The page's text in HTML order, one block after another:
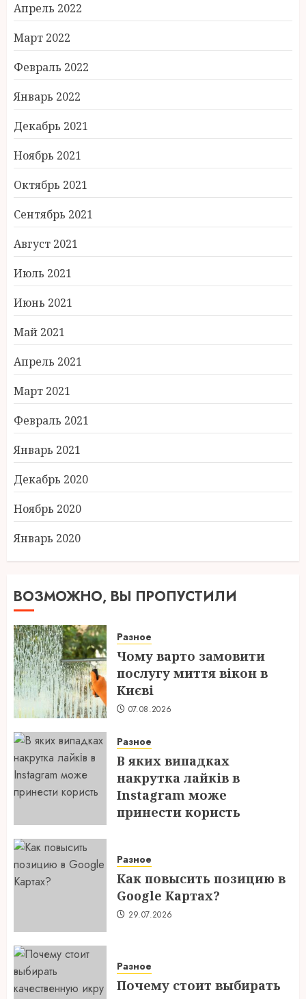
Апрель 2022
Март 2022
Февраль 2022
Январь 2022
Декабрь 2021
Ноябрь 2021
Октябрь 2021
Сентябрь 2021
Август 2021
Июль 2021
Июнь 2021
Май 2021
Апрель 2021
Март 2021
Февраль 2021
Январь 2021
Декабрь 2020
Ноябрь 2020
Январь 2020
ВОЗМОЖНО, ВЫ ПРОПУСТИЛИ
Разное
Чому варто замовити
послугу миття вікон в
Києві
07.08.2026
Разное
В яких випадках
накрутка лайків в
Instagram може
принести користь
Разное
Как повысить позицию в
Google Картах?
29.07.2026
Разное
Почему стоит выбирать